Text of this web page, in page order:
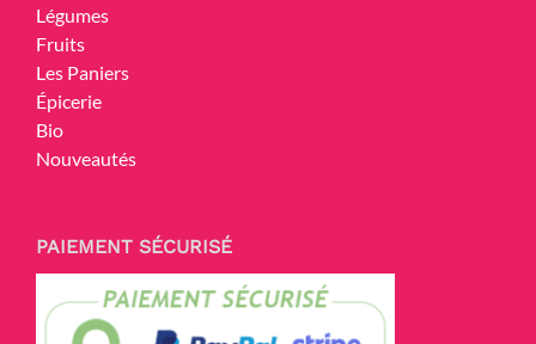
Légumes
Fruits
Les Paniers
Épicerie
Bio
Nouveautés
PAIEMENT SÉCURISÉ